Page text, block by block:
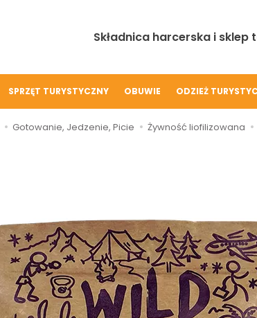
Składnica harcerska i sklep
SPRZĘT TURYSTYCZNY OBUWIE ODZIEŻ
Gotowanie, Jedzenie, Picie Żywność liofilizowana